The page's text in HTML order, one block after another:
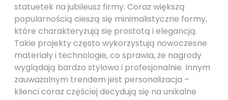
statuetek na jubileusz firmy. Coraz większą
popularnością cieszą się minimalistyczne formy,
które charakteryzują się prostotą i elegancją.
Takie projekty często wykorzystują nowoczesne
materiały i technologie, co sprawia, że nagrody
wyglądają bardzo stylowo i profesjonalnie. Innym
zauważalnym trendem jest personalizacja –
klienci coraz częściej decydują się na unikalne